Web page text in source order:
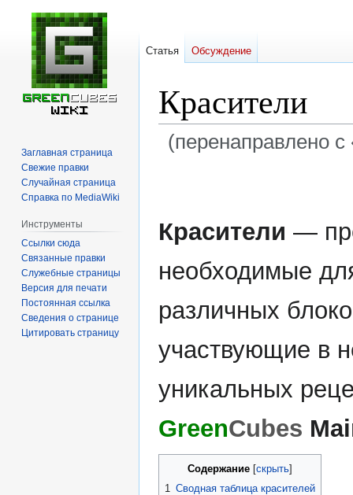
Красители
(перенаправлено с
Красители —
необходимые
различных
участвующие в
уникальных
GreenCubes
Содержание
1 Сводная таблица красителей
Статья Обсуждение
Заглавная страница
Свежие правки
Случайная страница
Справка по MediaWiki
Инструменты
Ссылки сюда
Связанные правки
Служебные страницы
Версия для печати
Постоянная ссылка
Сведения о странице
Цитировать страницу